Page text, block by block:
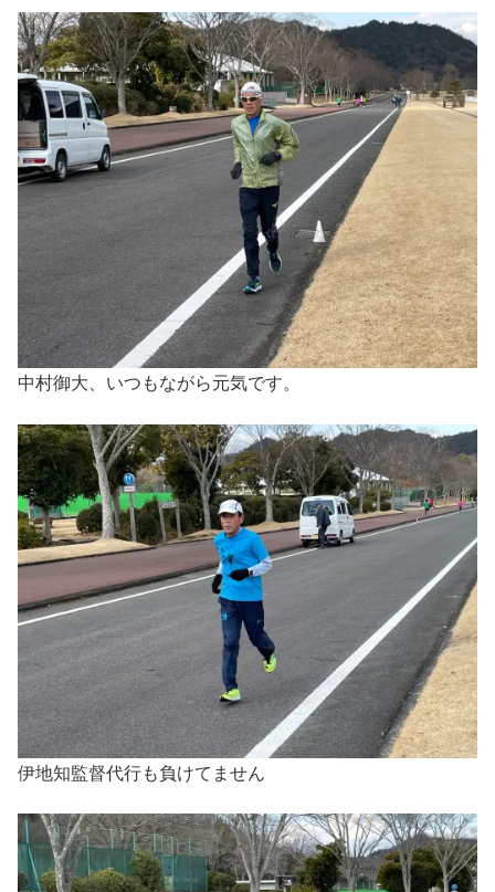
中村御大、いつもながら元気です。
伊地知監督代行も負けてません